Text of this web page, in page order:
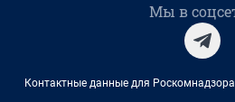
Мы в
Контактные данные для